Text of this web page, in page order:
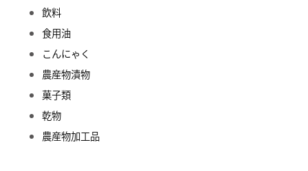
飲料
食用油
こんにゃく
農産物漬物
菓子類
乾物
農産物加工品